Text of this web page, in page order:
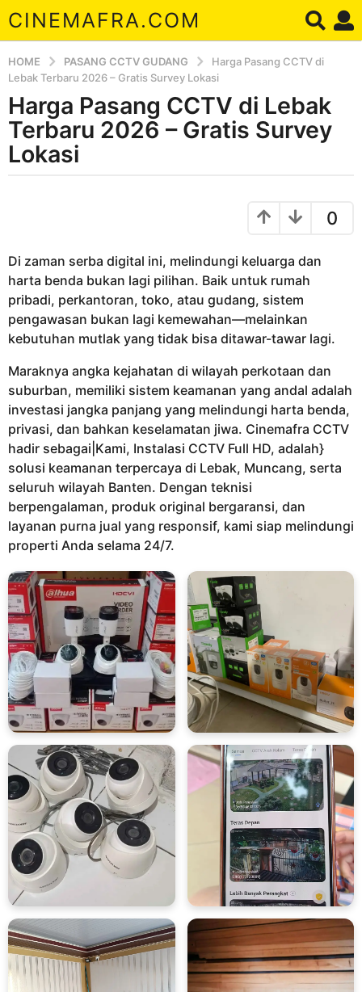
CINEMAFRA.COM
HOME PASANG CCTV GUDANG
Harga Pasang CCTV di
Lebak Terbaru 2026 – Gratis Survey Lokasi
8
b
u
l
o
8
b
u
l
n
a
g
o
Harga Pasang CCTV di Lebak
Terbaru 2026 – Gratis Survey
Lokasi
d
a
0
Di zaman serba digital ini, melindungi keluarga dan
harta benda bukan lagi pilihan. Baik untuk rumah
pribadi, perkantoran, toko, atau gudang, sistem
pengawasan bukan lagi kemewahan—melainkan
kebutuhan mutlak yang tidak bisa ditawar-tawar lagi.
Maraknya angka kejahatan di wilayah perkotaan dan
suburban, memiliki sistem keamanan yang andal adalah
investasi jangka panjang yang melindungi harta benda,
privasi, dan bahkan keselamatan jiwa. Cinemafra CCTV
hadir sebagai|Kami, Instalasi CCTV Full HD, adalah}
solusi keamanan terpercaya di Lebak, Muncang, serta
seluruh wilayah Banten. Dengan teknisi
berpengalaman, produk original bergaransi, dan
layanan purna jual yang responsif, kami siap melindungi
properti Anda selama 24/7.